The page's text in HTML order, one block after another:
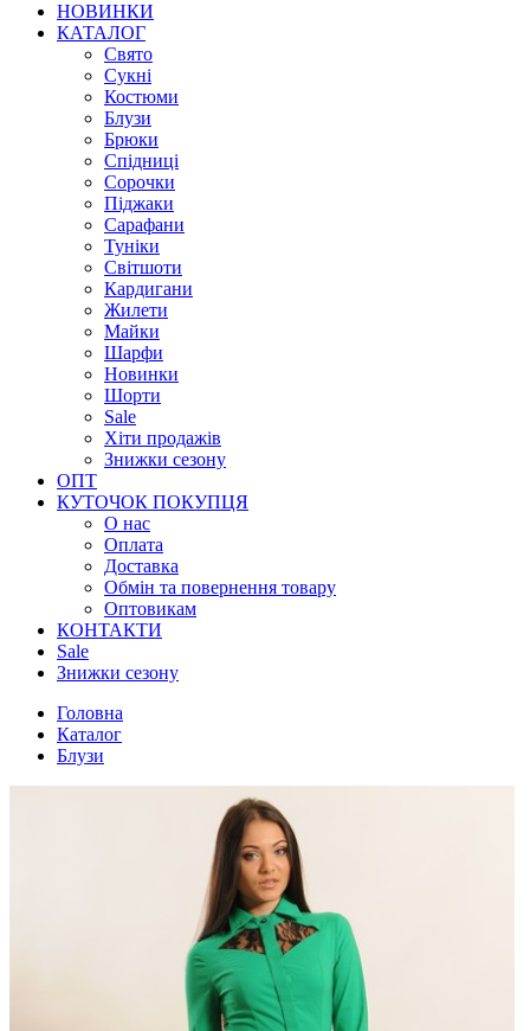
НОВИНКИ
КАТАЛОГ
Свято
Сукні
Костюми
Блузи
Брюки
Спідниці
Сорочки
Піджаки
Сарафани
Туніки
Світшоти
Кардигани
Жилети
Майки
Шарфи
Новинки
Шорти
Sale
Хіти продажів
Знижки сезону
ОПТ
КУТОЧОК ПОКУПЦЯ
О нас
Оплата
Доставка
Обмін та повернення товару
Оптовикам
КОНТАКТИ
Sale
Знижки сезону
Головна
Каталог
Блузи